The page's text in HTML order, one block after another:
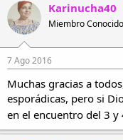
Karinucha40
Miembro Conocido
7 Ago 2016
Muchas gracias a
esporádicas, pero si
en el encuentro del 3